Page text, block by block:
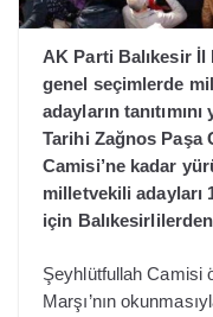
AK Parti Balıkesir İl
genel seçimlerde
adayların
Tarihi Zağnos Paşa
Camisi’ne kadar
milletvekili adayları
için
Şeyhlütfullah Camisi
Marşı’nın